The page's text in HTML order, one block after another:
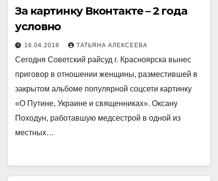
За картинку Вконтакте – 2 года
условно
16.04.2018 ТАТЬЯНА АЛЕКСЕЕВА
Сегодня Советский райсуд г. Красноярска вынес
приговор в отношении женщины, разместившей в
закрытом альбоме популярной соцсети картинку
«О Путине, Украине и священниках». Оксану
Походун, работавшую медсестрой в одной из
местных…